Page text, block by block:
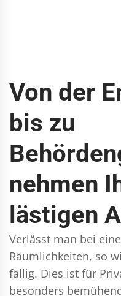
Von der
bis zu
nehmen
lästigen
Verlässt man bei
Räumlichkeiten, so
fällig. Dies ist für
besonders